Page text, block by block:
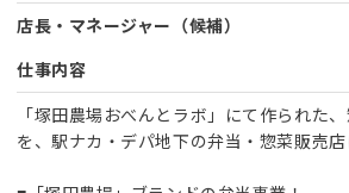
店長・マネージャー（候補）
仕事内容
「塚田農場おべんとラボ」にて作られた
を、駅ナカ・デパ地下の弁当・惣菜販売